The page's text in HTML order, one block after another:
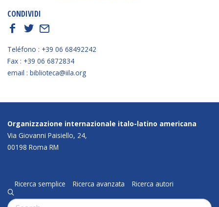
CONDIVIDI
f
t E
Teléfono : +39 06 68492242
Fax : +39 06 6872834
email : biblioteca@iila.org
Organizzazione internazionale italo-latino americana
Via Giovanni Paisiello, 24,
00198 Roma RM
Ricerca semplice Ricerca avanzata Ricerca autori
q
Cerca: